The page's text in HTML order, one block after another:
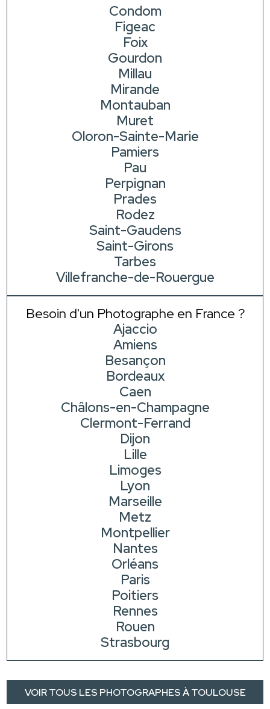
Condom
Figeac
Foix
Gourdon
Millau
Mirande
Montauban
Muret
Oloron-Sainte-Marie
Pamiers
Pau
Perpignan
Prades
Rodez
Saint-Gaudens
Saint-Girons
Tarbes
Villefranche-de-Rouergue
Besoin d'un Photographe en France ?
Ajaccio
Amiens
Besançon
Bordeaux
Caen
Châlons-en-Champagne
Clermont-Ferrand
Dijon
Lille
Limoges
Lyon
Marseille
Metz
Montpellier
Nantes
Orléans
Paris
Poitiers
Rennes
Rouen
Strasbourg
VOIR TOUS LES PHOTOGRAPHES À TOULOUSE